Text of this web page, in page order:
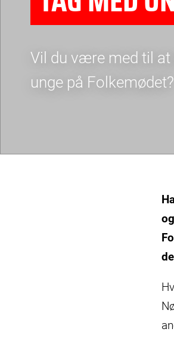
Vil du være med til
unge på Folkemødet?